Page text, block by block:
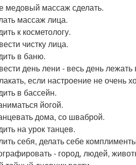
медовый массаж сделать.
массаж лица.
к косметологу.
чистку лица.
в баню.
день лени - весь день лежать
если настроение не очень
в бассейн.
йогой.
дома, со шваброй.
на урок танцев.
себя, делать себе
- город, людей,